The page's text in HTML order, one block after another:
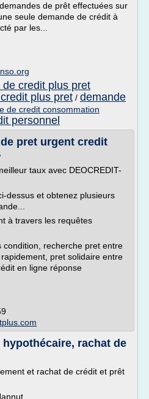
de prêt effectuées sur
seule demande de crédit à
par les...
de credit plus pret
plus pret / demande
de credit consommation
personnel
pret urgent credit
taux avec DEOCREDIT-
dessus et obtenez plusieurs
à travers les requêtes
condition, recherche pret entre
pret solidaire entre
en ligne réponse
rachat de
et rachat de crédit et prêt